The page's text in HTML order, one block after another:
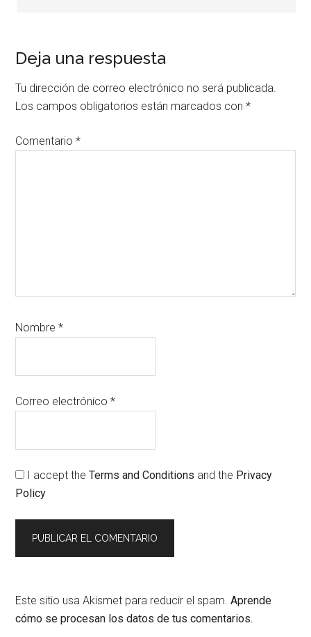
Deja una respuesta
Tu dirección de correo electrónico no será publicada.
Los campos obligatorios están marcados con*
Comentario*
Nombre*
Correo electrónico*
I accept theTerms and Conditions and the Privacy
Policy
Este sitio usa Akismet para reducir el spam.Aprende
cómo se procesan los datos de tus comentarios.